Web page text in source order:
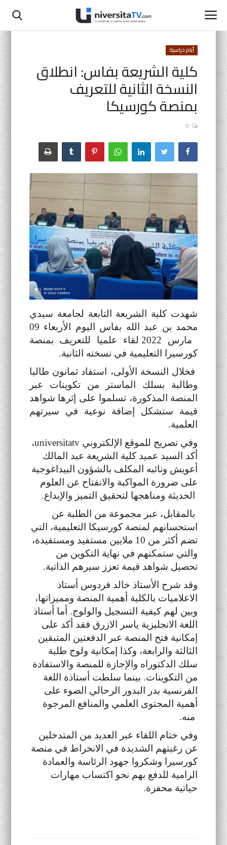
الصفحة الرئيسية
اتصل بنا
أنشطة رسمية
التعليم المدرسي
جامعة سيدي محمد بن عبد الله
التعليم الثانوي التأهيلي
البحث العلمي
أنشطة موازية
English
Français
أيام دراسية
كلية الشريعة بفاس: انطلاق
النسخة الثانية للتعريف
بمنصة كورسيكا
0
شهدت كلية الشريعة التابعة لجامعة سيدي
محمد بن عبد الله بفاس اليوم الأربعاء 09
مارس 2022 لقاء علميا للتعريف بمنصة
كورسيرا التعليمية في نسخته الثانية.
فخلال النسخة الأولى، استفاد ثمانون طالبا
وطالبة بسلك الماستر من تكوينات عبر
المنصة المذكورة، تسلموا على إثرها شواهد
قيمة ستشكل إضافة نوعية في سيرتهم
العلمية.
وفي تصريح للموقع الإلكتروني universitatv،
أكد السيد عميد كلية الشريعة عبد المالك
أعويش ونائبه المكلف بالشؤون البيداغوجية
على ضرورة المواكبة والانفتاح عن العلوم
الحديثة ومناهجها لتحقيق التميز والإبداع.
بالمقابل، عبر مجموعة من الطلبة عن
استحسانهم لمنصة كورسيكا التعليمية، التي
تضم أكثر من 10 ملايين مستفيد ومستفيدة،
والتي ستمكنهم في نهاية التكوين من
تحصيل شواهد قيمة تعزز سيرهم الذاتية.
وقد شرح الأستاذ خالد فردوس أستاذ
الاعلاميات بالكلية أهمية المنصة ومميزاتها،
وبين لهم كيفية التسجيل والولوج. أما أستاذ
اللغة الانجليزية ياسر الازرق فقد أكد على
إمكانية فتح المنصة عبر الدفعتين المتبقين
الثالثة والرابعة، وكذا إمكانية ولوج طلبة
سلك الدكتوراه والإجازة للمنصة والاستفادة
من التكوينات. بينما سلطت أستاذة اللغة
الفرنسية بدر البدور الرحالي الضوء على
أهمية المحتوى العلمي والمنافع المرجوة
منه.
وفي ختام اللقاء عبر العديد من المتدخلين
عن رغبتهم الشديدة في الانخراط في منصة
كورسيرا وشكروا جهود الرئاسة والعمادة
الرامية للدفع بهم نحو اكتساب مهارات
حياتية محفزة.